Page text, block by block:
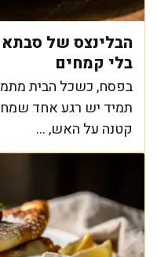
הבלינצס של
בלי קמחים
בפסח, כשכל הבית
תמיד יש רגע אחד
קטנה על האש, ...